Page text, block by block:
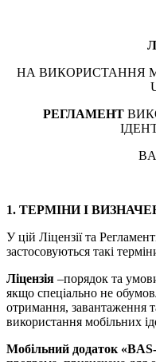
НА ВИКОРИСТАННЯ
РЕГЛАМЕНТ
1. ТЕРМІНИ І
У цій Ліцензії та
застосовуються такі
Ліцензія –порядок та
якщо спеціально не
отримання, завантаження
використання мобільних
Мобільний додаток «BAS-